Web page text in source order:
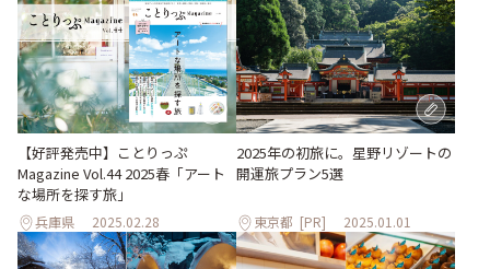
【好評発売中】ことりっぷ
Magazine Vol.44 2025春「アート
な場所を探す旅」
兵庫県 2025.02.28
2025年の初旅に。星野リゾートの
開運旅プラン5選
東京都 [PR] 2025.01.01